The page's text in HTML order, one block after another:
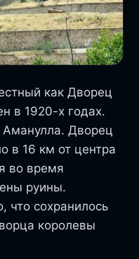
как Дворец
в 1920-х годах.
Аманулла. Дворец
в 16 км от центра
во время
руины.
что сохранилось
королевы